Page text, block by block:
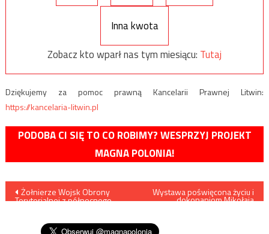
Inna kwota
Zobacz kto wparł nas tym miesiącu: Tutaj
Dziękujemy za pomoc prawną Kancelarii Prawnej Litwin:
https://kancelaria-litwin.pl
PODOBA CI SIĘ TO CO ROBIMY? WESPRZYJ PROJEKT
MAGNA POLONIA!
Nawigacja
Żołnierze Wojsk Obrony
Terytorialnej z północnego
Wystawa poświęcona życiu i
dokonaniom Mikołaja